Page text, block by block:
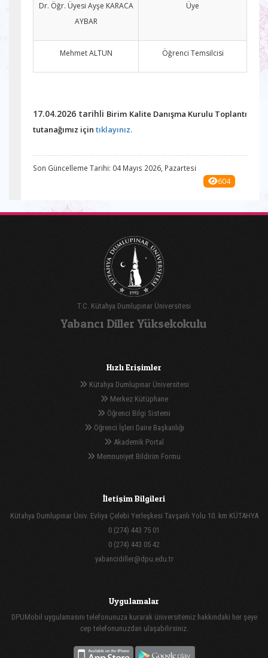
Dr. Öğr. Üyesi Ayşe KARACA
AYBAR
Üye
Mehmet ALTUN Öğrenci Temsilcisi
17.04.2026 tarihli Birim Kalite Danışma Kurulu Toplantı
tutanağımız için tıklayınız.
Son Güncelleme Tarihi: 04 Mayıs 2026, Pazartesi
604
T.C. Kütahya Dumlupınar Üniversitesi
Yabancı Diller Yüksekokulu
Hızlı Erişimler
Kütahya Dumlupınar Üniversitesi
Merkez Kütüphane
Öğrenci Bilgi Sistemi
Öğrenci İşleri Daire Başkanlığı
Akademik Portal
Memnuniyet Bildirim Formu
İletişim Bilgileri
Kütahya Dumlupınar Üniv. Evliya Çelebi Yerleşkesi Tavşanlı Yolu 10. km KÜTAHYA
0 (274) 443 75 01
0 (274) 443 05 42
yabancidiller@dpu.edu.tr
Uygulamalar
DPUMobil uygulamasını telefonunuza kurarak üniversitemiz hakkındaki her şeye
cep telefonunuzdan ulaşabilirsiniz.